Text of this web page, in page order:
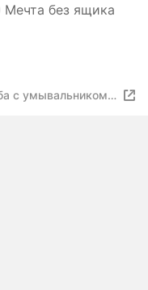
без ящика
с умывальником